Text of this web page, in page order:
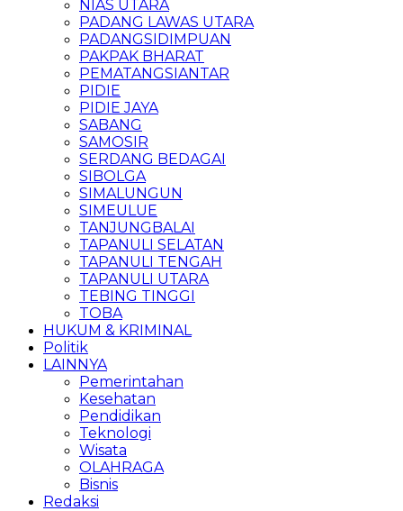
NIAS UTARA
PADANG LAWAS UTARA
PADANGSIDIMPUAN
PAKPAK BHARAT
PEMATANGSIANTAR
PIDIE
PIDIE JAYA
SABANG
SAMOSIR
SERDANG BEDAGAI
SIBOLGA
SIMALUNGUN
SIMEULUE
TANJUNGBALAI
TAPANULI SELATAN
TAPANULI TENGAH
TAPANULI UTARA
TEBING TINGGI
TOBA
HUKUM & KRIMINAL
Politik
LAINNYA
Pemerintahan
Kesehatan
Pendidikan
Teknologi
Wisata
OLAHRAGA
Bisnis
Redaksi